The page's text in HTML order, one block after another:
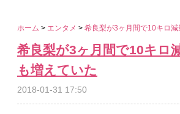
ホーム > エンタメ > 希良梨が3ヶ月間で10キロ
希良梨が3ヶ月間で10キロ
も増えていた
2018-01-31 17:50